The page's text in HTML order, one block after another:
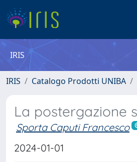
IRIS
IRIS Catalogo Prodotti UNIBA
La postergazione
Sporta Caputi Francesco
2024-01-01